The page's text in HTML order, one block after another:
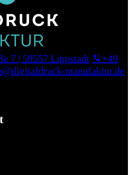
7 | 59557 Lippstadt
+49
manufaktur.de